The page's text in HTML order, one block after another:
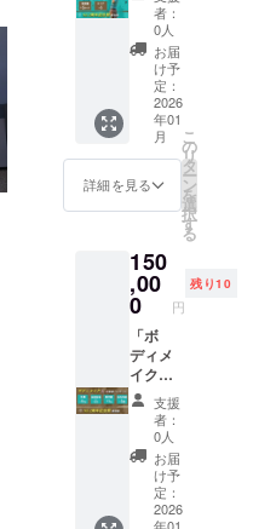
⸻
このリ
ターン
は、既
存支援
者の皆
さまの
ご要望
から生
まれた
特別枠
「友人
やパー
トナー
を誘っ
て一緒
に行き
たい」
「ま
だ％5を
知らな
い人に
もこの
空気を
感じて
だの周
年パー
ティー
ではな
く、“イ
ケオジ
製作
所”とし
い文化
を発信
場。 赤
塚元気
× 藤澤
向希を
はじ
め、 豪
華ゲス
トと共
に
「食・
遊び・
学び・
つなが
り」を
体感で
を、あ
なたと
共に。
％5（パ
ーファ
イブ）
の2周年
を記念
日頃か
ら応援
る皆様
と共に
祝う特
別な夜
を開催
しま
す。 た
だの周
年パー
ティー
ではな
く、“イ
ケオジ
製作
0〜 ＠
渋谷
DRAエ
イトマ
（MIYA
SHITA
PARK
3F）
⸻
を、あ
なたと
共に。
％5（パ
ーファ
イブ）
の2周年
を記念
して、
日頃か
ら応援
いただ
いてい
る皆様
でしか
できな
い
話・・
・」 を
語り合
う会を
開催し
ます。
ただ飲
ませ
ん。 ゴ
ルフ談
義に花
を咲か
せた
り、赤
塚元気
流の処
世術を
聞いた
り。 さ
らに
「イケ
グ・体
組成計
測定／
週1×4回
パーソ
ナルト
レーニ
ング＋
食事
チェッ
月使い
放題／
エクソ
ソーム
吸引1回
付き プ
ラス
％5（
パー
ファイ
ブ）2周
年記念
祭！
（クラ
感パッ
ケー
ジ」(飛
距離+5
ヤード
Up or
スコ
ア-5
チャレ
ン
ジ)+%5
2周年記
称)参加
権×1→
初回カ
ウンセ
リン
グ・ス
イング
解析・
ゴルフ
レッス
ン1回／
週1×4回
パーソ
ナル・
者：
0人
お届
け予
定：
2026
年01
月
詳細を見る
こ
の
リ
タ
ー
ン
を
選
択
す
る
150
,00
0 円
残り10
「ボ
ディメ
イク・
3ヶ月実
践プロ
グラ
ム」(体
重-6kg
or 体脂
支援
者：
0人
お届
け予
定：
2026
年01